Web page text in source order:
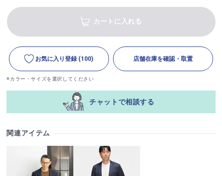
カートに入れる
お気に入り登録 (100) 店舗在庫を確認・取置
※カラー・サイズを選択してください
チャットで相談する
関連アイテム